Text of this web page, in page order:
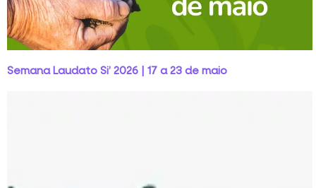
Semana Laudato Si’ 2026 | 17 a 23 de maio